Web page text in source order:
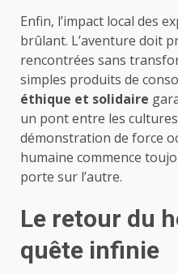
Enfin, l’impact local des
brûlant. L’aventure doit
rencontrées sans
simples produits de
éthique et solidaire
un pont entre les
démonstration de force
humaine commence
porte sur l’autre.
Le retour du
quête infinie